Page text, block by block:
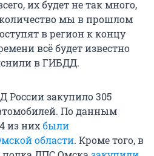
их будет не так много,
мы в прошлом
в регион к концу
всё будет известно
в ГИБДД.
России закупило 305
По данным
из нихбыли
области. Кроме того, в